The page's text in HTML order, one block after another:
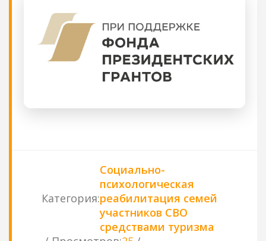
Категория:
Социально-
психологическая
реабилитация семей
участников СВО
средствами туризма